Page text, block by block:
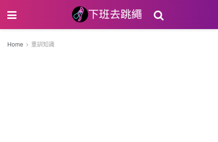
Home 重訓知識